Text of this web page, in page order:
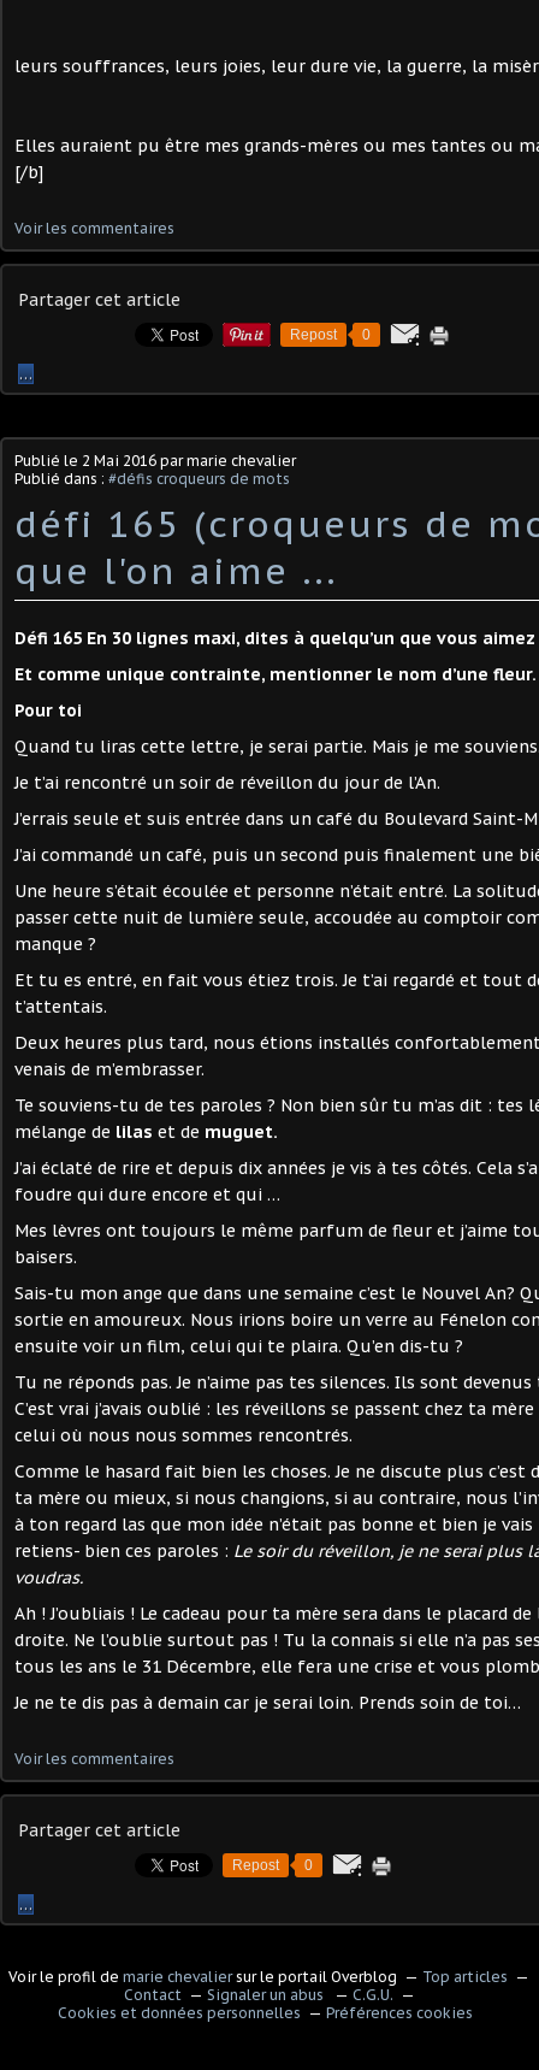
leurs souffrances, leurs joies, leur dure vie, la guerre, la
Elles auraient pu être mes grands-mères ou mes tantes ou
[/b]
Voir les commentaires
Partager cet article
Repost 0
…
Publié le 2 Mai 2016 par marie chevalier
Publié dans : #défis croqueurs de mots
défi 165 (croqueurs de
que l'on aime ...
Défi 165 En 30 lignes maxi, dites à quelqu’un que vous
Et comme unique contrainte, mentionner le nom d’une fleur.
Pour toi
Quand tu liras cette lettre, je serai partie. Mais je me
Je t’ai rencontré un soir de réveillon du jour de l’An.
J’errais seule et suis entrée dans un café du Boulevard Saint-
J’ai commandé un café, puis un second puis finalement une
Une heure s’était écoulée et personne n’était entré. La
passer cette nuit de lumière seule, accoudée au comptoir
manque ?
Et tu es entré, en fait vous étiez trois. Je t’ai regardé et tout
t’attentais.
Deux heures plus tard, nous étions installés
venais de m’embrasser.
Te souviens-tu de tes paroles ? Non bien sûr tu m’as dit : tes
mélange de lilas et de muguet.
J’ai éclaté de rire et depuis dix années je vis à tes côtés. Cela
foudre qui dure encore et qui …
Mes lèvres ont toujours le même parfum de fleur et j’aime
baisers.
Sais-tu mon ange que dans une semaine c’est le Nouvel An?
sortie en amoureux. Nous irions boire un verre au Fénelon
ensuite voir un film, celui qui te plaira. Qu’en dis-tu ?
Tu ne réponds pas. Je n’aime pas tes silences. Ils sont
C’est vrai j’avais oublié : les réveillons se passent chez ta
celui où nous nous sommes rencontrés.
Comme le hasard fait bien les choses. Je ne discute plus c’est
ta mère ou mieux, si nous changions, si au contraire, nous
à ton regard las que mon idée n’était pas bonne et bien je
retiens- bien ces paroles : Le soir du réveillon, je ne serai plus
voudras.
Ah ! J’oubliais ! Le cadeau pour ta mère sera dans le placard
droite. Ne l’oublie surtout pas ! Tu la connais si elle n’a pas
tous les ans le 31 Décembre, elle fera une crise et vous
Je ne te dis pas à demain car je serai loin. Prends soin de toi…
Voir les commentaires
Partager cet article
Repost 0
…
Voir le profil demarie chevaliersur le portail Overblog
Top articles
Contact
Signaler un abus
C.G.U.
Cookies et données personnelles
Préférences cookies